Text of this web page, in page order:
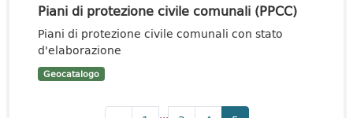
Piani di protezione civile comunali (PPCC)
Piani di protezione civile comunali con stato
d'elaborazione
Geocatalogo
...